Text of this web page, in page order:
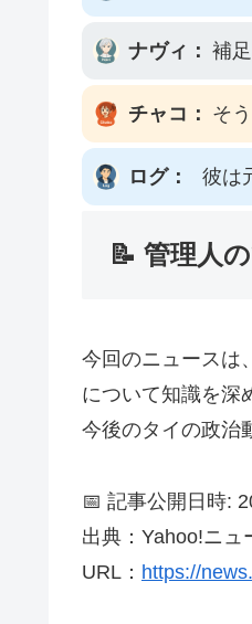
ナヴィ： 補
チャコ： そ
ログ： 彼は
📝 管理人
今回のニュースは
について知識を深
今後のタイの政治
📅 記事公開日時:
出典：Yahoo!ニュ
URL： https://